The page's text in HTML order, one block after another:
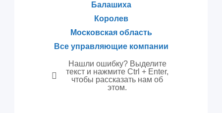
Балашиха
Королев
Московская область
Все управляющие компании
Нашли ошибку? Выделите
текст и нажмите Ctrl + Enter,
чтобы рассказать нам об
этом.